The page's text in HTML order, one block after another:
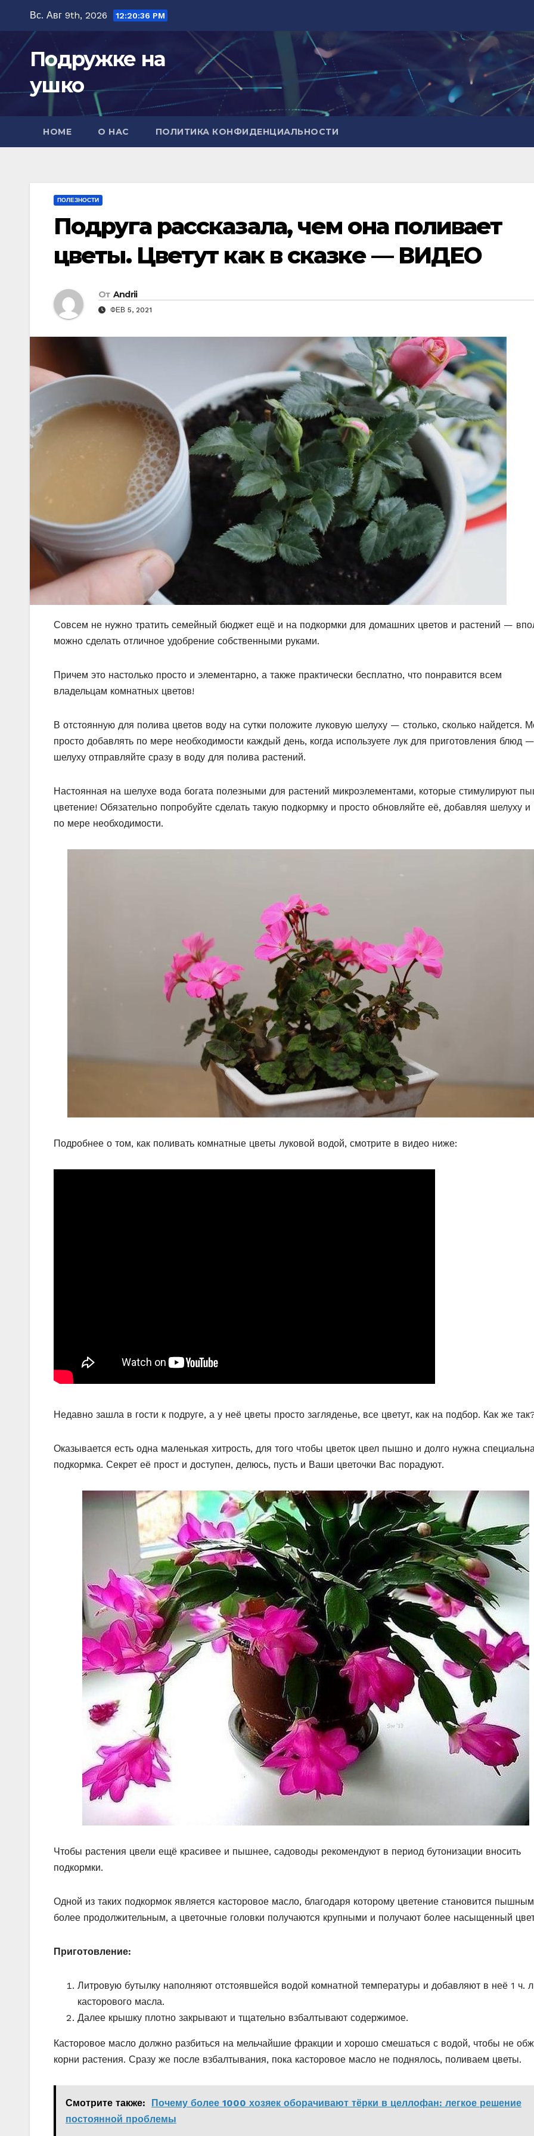
содержимому
Вс. Авг 9th, 2026 12:20:37 PM
Подружке на
ушко
HOME О НАС ПОЛИТИКА КОНФИДЕНЦИАЛЬНОСТИ
ПОЛЕЗНОСТИ
Подруга рассказала, чем она поливает
цветы. Цветут как в сказке — ВИДЕО
От Andrii
ФЕВ 5, 2021
Совсем не нужно тратить семейный бюджет ещё и на подкормки для домашних цветов и растений —
можно сделать отличное удобрение собственными руками.
Причем это настолько просто и элементарно, а также практически бесплатно, что понравится всем
владельцам комнатных цветов!
В отстоянную для полива цветов воду на сутки положите луковую шелуху — столько, сколько найдется.
просто добавлять по мере необходимости каждый день, когда используете лук для приготовления блюд —
шелуху отправляйте сразу в воду для полива растений.
Настоянная на шелухе вода богата полезными для растений микроэлементами, которые стимулируют
цветение! Обязательно попробуйте сделать такую подкормку и просто обновляйте её, добавляя шелуху и
по мере необходимости.
Подробнее о том, как поливать комнатные цветы луковой водой, смотрите в видео ниже:
Недавно зашла в гости к подруге, а у неё цветы просто загляденье, все цветут, как на подбор. Как же
Оказывается есть одна маленькая хитрость, для того чтобы цветок цвел пышно и долго нужна
подкормка. Секрет её прост и доступен, делюсь, пусть и Ваши цветочки Вас порадуют.
Чтобы растения цвели ещё красивее и пышнее, садоводы рекомендуют в период бутонизации вносить
подкормки.
Одной из таких подкормок является касторовое масло, благодаря которому цветение становится
более продолжительным, а цветочные головки получаются крупными и получают более насыщенный
Приготовление:
Литровую бутылку наполняют отстоявшейся водой комнатной температуры и добавляют в неё 1 ч.
касторового масла.
Далее крышку плотно закрывают и тщательно взбалтывают содержимое.
Касторовое масло должно разбиться на мельчайшие фракции и хорошо смешаться с водой, чтобы не
корни растения. Сразу же после взбалтывания, пока касторовое масло не поднялось, поливаем цветы.
Смотрите также:
Почему более 1000 хозяек оборачивают тёрки в целлофан: легкое решение
постоянной проблемы